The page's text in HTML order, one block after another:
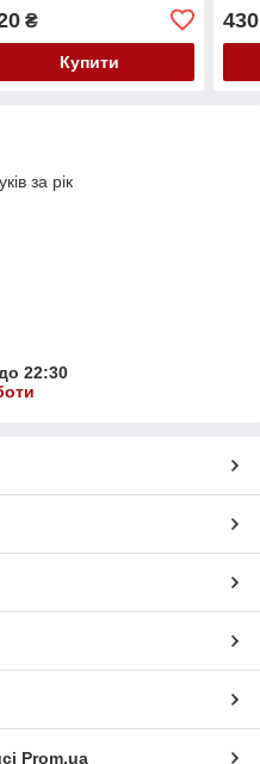
30 мл
₴
Купити
мл
430
за рік
22:30
Prom.ua